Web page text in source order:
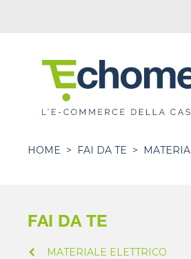
HOME > FAI DA TE >
FAI DA TE
MATERIALE ELETTRICO